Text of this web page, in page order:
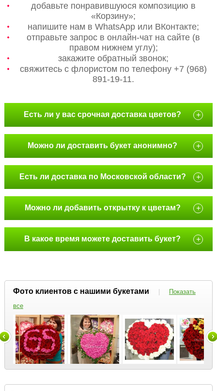
добавьте понравившуюся композицию в
«Корзину»;
напишите нам в WhatsApp или ВКонтакте;
отправьте запрос в онлайн-чат на сайте (в
правом нижнем углу);
закажите обратный звонок;
свяжитесь с флористом по телефону +7 (968)
891-19-11.
Есть ли у вас срочная доставка цветов? +
Можно ли доставить букет анонимно? +
Есть ли доставка по Московской области? +
Можно ли добавить открытку к цветам? +
В какое время можете доставить букет? +
Фото клиентов с нашими букетами |
Показать
все